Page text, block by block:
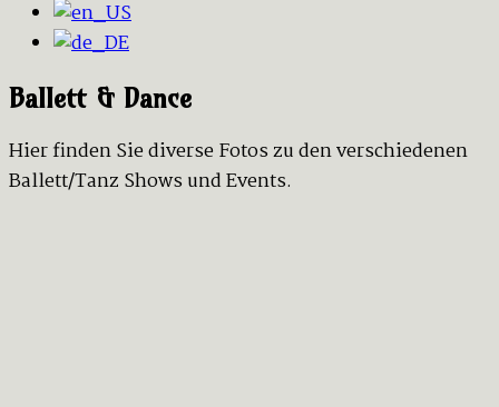
Ballett & Dance
Hier finden Sie diverse Fotos zu den verschiedenen
Ballett/Tanz Shows und Events.